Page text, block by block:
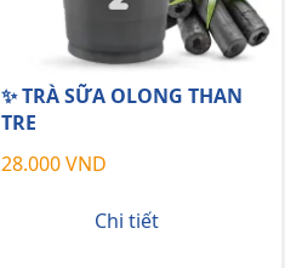
✨ TRÀ SỮA OLONG THAN
TRE
28.000 VND
Chi tiết